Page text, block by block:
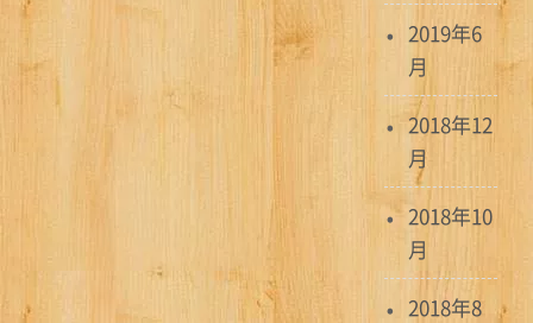
2019年6
月
2018年12
月
2018年10
月
2018年8